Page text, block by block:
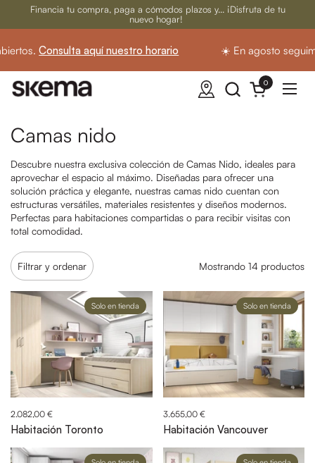
Ir al contenido
Financia tu compra, paga a cómodos plazos y... ¡Disfruta de tu
nuevo hogar!
Consulta aquí nuestro horario ☀️ En agosto
Abrir carrito
0
Abrir
Camas nido
Descubre nuestra exclusiva colección de Camas Nido, ideales para
aprovechar el espacio al máximo. Diseñadas para ofrecer una
solución práctica y elegante, nuestras camas nido cuentan con
estructuras versátiles, materiales resistentes y diseños modernos.
Perfectas para habitaciones compartidas o para recibir visitas con
total comodidad.
Filtrar y ordenar Mostrando 14 productos
2.082,00 €
Habitación Toronto
Solo en tienda
3.655,00 €
Habitación Vancouver
Solo en tienda